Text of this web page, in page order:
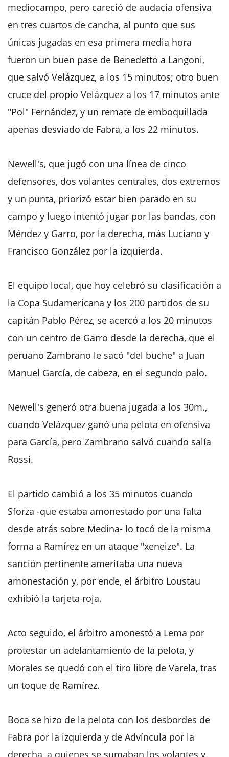
mediocampo, pero careció de audacia ofensiva
en tres cuartos de cancha, al punto que sus
únicas jugadas en esa primera media hora
fueron un buen pase de Benedetto a Langoni,
que salvó Velázquez, a los 15 minutos; otro buen
cruce del propio Velázquez a los 17 minutos ante
"Pol" Fernández, y un remate de emboquillada
apenas desviado de Fabra, a los 22 minutos.
Newell's, que jugó con una línea de cinco
defensores, dos volantes centrales, dos extremos
y un punta, priorizó estar bien parado en su
campo y luego intentó jugar por las bandas, con
Méndez y Garro, por la derecha, más Luciano y
Francisco González por la izquierda.
El equipo local, que hoy celebró su clasificación a
la Copa Sudamericana y los 200 partidos de su
capitán Pablo Pérez, se acercó a los 20 minutos
con un centro de Garro desde la derecha, que el
peruano Zambrano le sacó "del buche" a Juan
Manuel García, de cabeza, en el segundo palo.
Newell's generó otra buena jugada a los 30m.,
cuando Velázquez ganó una pelota en ofensiva
para García, pero Zambrano salvó cuando salía
Rossi.
El partido cambió a los 35 minutos cuando
Sforza -que estaba amonestado por una falta
desde atrás sobre Medina- lo tocó de la misma
forma a Ramírez en un ataque "xeneize". La
sanción pertinente ameritaba una nueva
amonestación y, por ende, el árbitro Loustau
exhibió la tarjeta roja.
Acto seguido, el árbitro amonestó a Lema por
protestar un adelantamiento de la pelota, y
Morales se quedó con el tiro libre de Varela, tras
un toque de Ramírez.
Boca se hizo de la pelota con los desbordes de
Fabra por la izquierda y de Advíncula por la
derecha, a quienes se sumaban los volantes y